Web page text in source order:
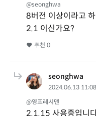
@seonghwa
8버전 이상이라고
2.1 이신가요?
추천 0
seonghwa
2024.06.13 11:08
@영프레시맨
2.1.15 사용중입니